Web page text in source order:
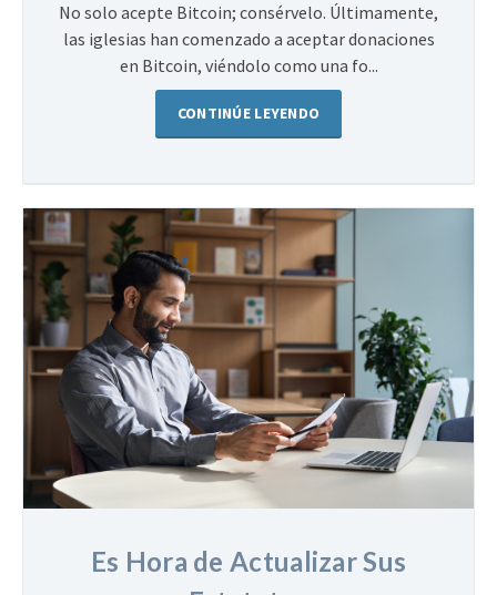
No solo acepte Bitcoin; consérvelo. Últimamente,
las iglesias han comenzado a aceptar donaciones
en Bitcoin, viéndolo como una fo...
CONTINÚE LEYENDO
Es Hora de Actualizar Sus